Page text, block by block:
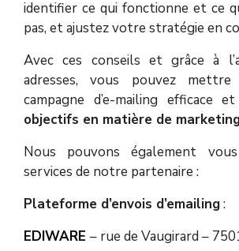
identifier ce qui fonctionne et ce
pas, et ajustez votre stratégie en
Avec ces conseils et grâce à
adresses, vous pouvez
campagne d’e-mailing efficace et
objectifs en matière de
Nous pouvons également
services de notre partenaire :
Plateforme d’envois d’emailing:
EDIWARE – rue de Vaugirard –